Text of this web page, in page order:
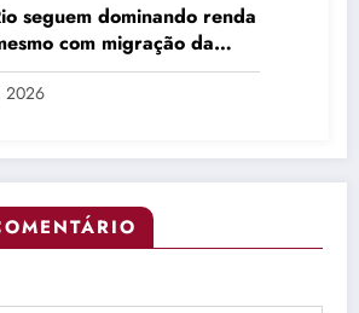
seguem dominando renda
com migração da
2026